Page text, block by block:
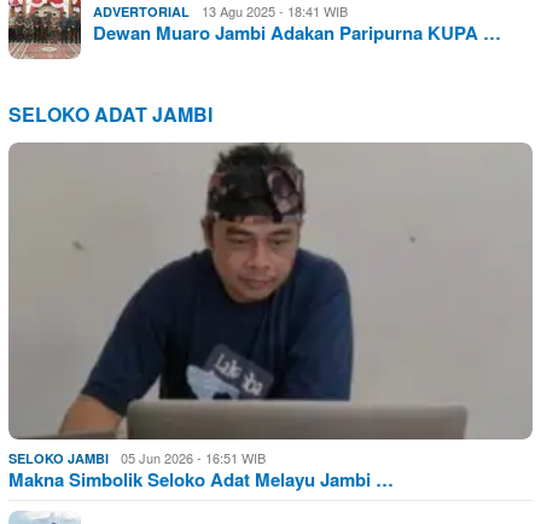
ADVERTORIAL 13 Agu 2025 - 18:41 WIB
Dewan Muaro Jambi Adakan Paripurna KUPA …
SELOKO ADAT JAMBI
SELOKO JAMBI 05 Jun 2026 - 16:51 WIB
Makna Simbolik Seloko Adat Melayu Jambi …